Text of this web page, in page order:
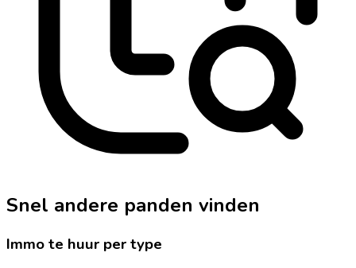
Snel andere panden vinden
Immo te huur per type